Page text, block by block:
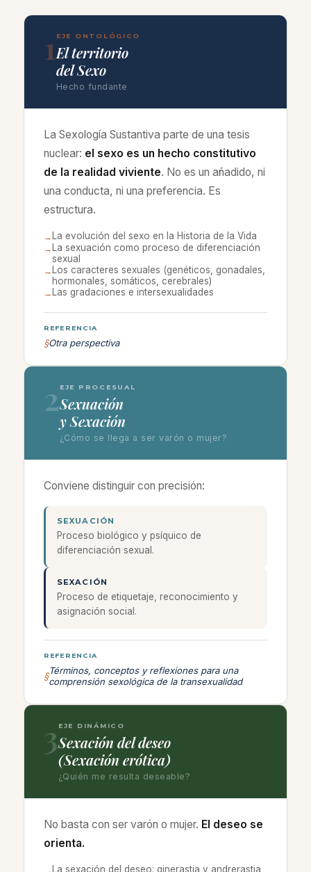
1EJE ONTOLÓGICO
El territorio
del Sexo
Hecho fundante
La Sexología Sustantiva parte de una tesis
nuclear: el sexo es un hecho constitutivo
de la realidad viviente. No es un añadido, ni
una conducta, ni una preferencia. Es
estructura.
→ La evolución del sexo en la Historia de la Vida
→ La sexuación como proceso de diferenciación
sexual
→ Los caracteres sexuales (genéticos, gonadales,
hormonales, somáticos, cerebrales)
→ Las gradaciones e intersexualidades
REFERENCIA
§Otra perspectiva
2EJE PROCESUAL
Sexuación
y Sexación
¿Cómo se llega a ser varón o mujer?
Conviene distinguir con precisión:
SEXUACIÓN
Proceso biológico y psíquico de
diferenciación sexual.
SEXACIÓN
Proceso de etiquetaje, reconocimiento y
asignación social.
REFERENCIA
§Términos, conceptos y reflexiones para una
comprensión sexológica de la transexualidad
3EJE DINÁMICO
Sexación del deseo
(Sexación erótica)
¿Quién me resulta deseable?
No basta con ser varón o mujer. El deseo se
orienta.
La sexación del deseo: ginerastia y andrerastia